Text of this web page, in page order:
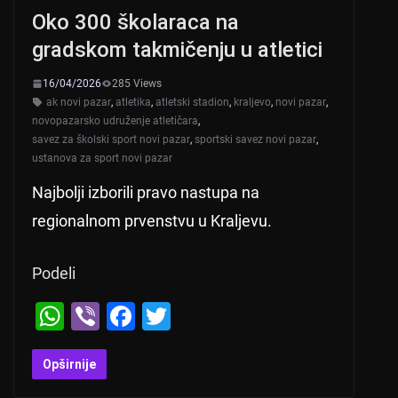
Oko 300 školaraca na
gradskom takmičenju u atletici
16/04/2026
285 Views
ak novi pazar, atletika, atletski stadion, kraljevo, novi pazar,
novopazarsko udruženje atletičara,
savez za školski sport novi pazar, sportski savez novi pazar,
ustanova za sport novi pazar
Najbolji izborili pravo nastupa na
regionalnom prvenstvu u Kraljevu.
Podeli
W
h
at
Vi
b
er
F
Opširnije